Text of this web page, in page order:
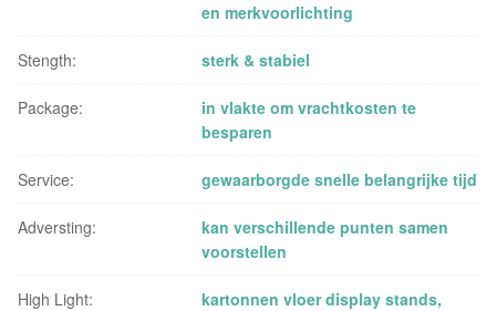
en merkvoorlichting
Stength: sterk & stabiel
Package:
in vlakte om vrachtkosten te
besparen
Service: gewaarborgde snelle belangrijke tijd
Adversting:
kan verschillende punten samen
voorstellen
High Light: kartonnen vloer display stands,